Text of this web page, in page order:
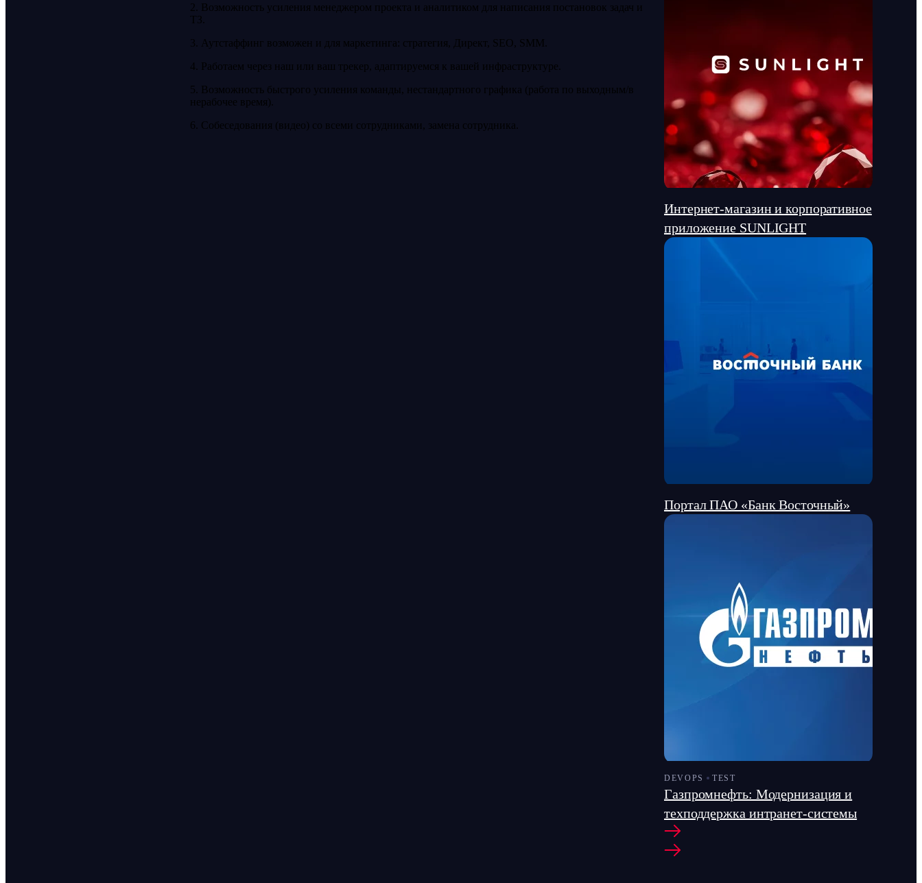
2. Возможность усиления менеджером проекта и аналитиком для написания постановок задач и
ТЗ.
3. Аутстаффинг возможен и для маркетинга: стратегия, Директ, SEO, SMM.
4. Работаем через наш или ваш трекер, адаптируемся к вашей инфраструктуре.
5. Возможность быстрого усиления команды, нестандартного графика (работа по выходным/в
нерабочее время).
6. Собеседования (видео) со всеми сотрудниками, замена сотрудника.
Интернет-магазин и корпоративное
приложение SUNLIGHT
Портал ПАО «Банк Восточный»
DEVOPS TEST
Газпромнефть: Модернизация и
техподдержка интранет-системы